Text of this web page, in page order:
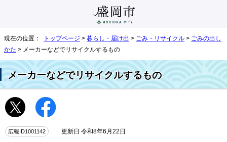
現在の位置： トップページ > 暮らし・届け出 > ごみ・リサイクル > ごみの出し
かた > メーカーなどでリサイクルするもの
メーカーなどでリサイクルするもの
広報ID1001142 更新日 令和8年6月22日